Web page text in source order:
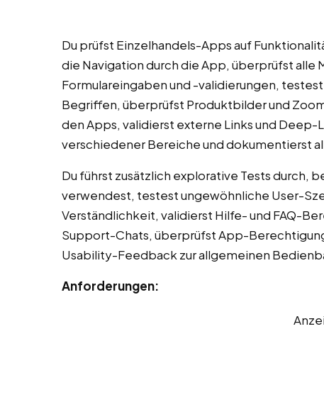
Du prüfst Einzelhandels-Apps auf
die Navigation durch die App, überprüfst alle
Formulareingaben und -validierungen,
Begriffen, überprüfst Produktbilder und
den Apps, validierst externe Links und
verschiedener Bereiche und dokumentierst
Du führst zusätzlich explorative Tests durch,
verwendest, testest ungewöhnliche User-
Verständlichkeit, validierst Hilfe- und FAQ-
Support-Chats, überprüfst App-
Usability-Feedback zur allgemeinen
Anforderungen: